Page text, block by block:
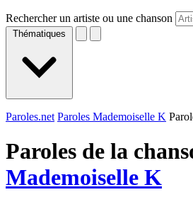
Rechercher un artiste ou une chanson
Thématiques
Paroles.net Paroles Mademoiselle K
Paroles de la
Mademoiselle K